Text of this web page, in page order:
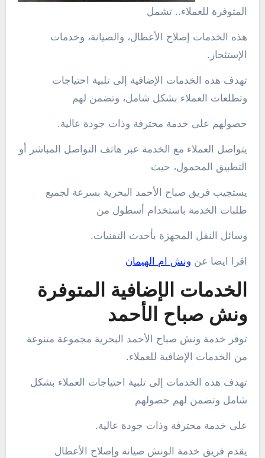
المتوفرة للعملاء.. تشمل
هذه الخدمات إصلاح الأعطال، والصيانة، وخدمات
الإستئجار.
تهدف هذه الخدمات الإضافية إلى تلبية احتياجات
وتطلعات العملاء بشكل شامل، وتضمن لهم
حصولهم على خدمة محترفة وذات جودة عالية.
يتواصل العملاء مع الخدمة عبر هاتف التواصل المباشر أو
التطبيق المحمول، حيث
يستجيب فريق صباح الأحمد البحرية بسرعة لجميع
طلبات الخدمة باستخدام أسطول من
وسائل النقل المجهزة بأحدث التقنيات.
اقرا ايضا عن ونش ام الهيمان
الخدمات الإضافية المتوفرة
ونش صباح الأحمد
توفر خدمة ونش صباح الأحمد البحرية مجموعة متنوعة
من الخدمات الإضافية للعملاء.
تهدف هذه الخدمات إلى تلبية احتياجات العملاء بشكل
شامل وتضمن لهم حصولهم
على خدمة محترفة وذات جودة عالية.
يقدم فريق خدمة الونش صيانة وإصلاح الأعطال